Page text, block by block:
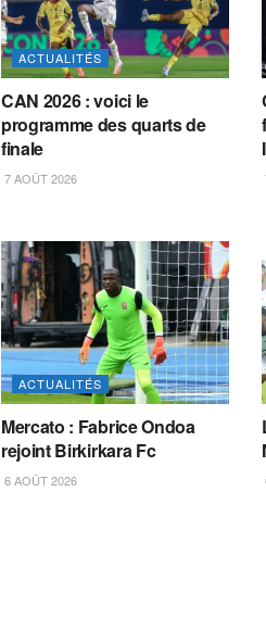
ACTUALITÉS
CAN 2026 : voici le
programme des quarts de
finale
7 AOÛT 2026
ACTUALITÉS
Mercato : Fabrice Ondoa
rejoint Birkirkara Fc
6 AOÛT 2026